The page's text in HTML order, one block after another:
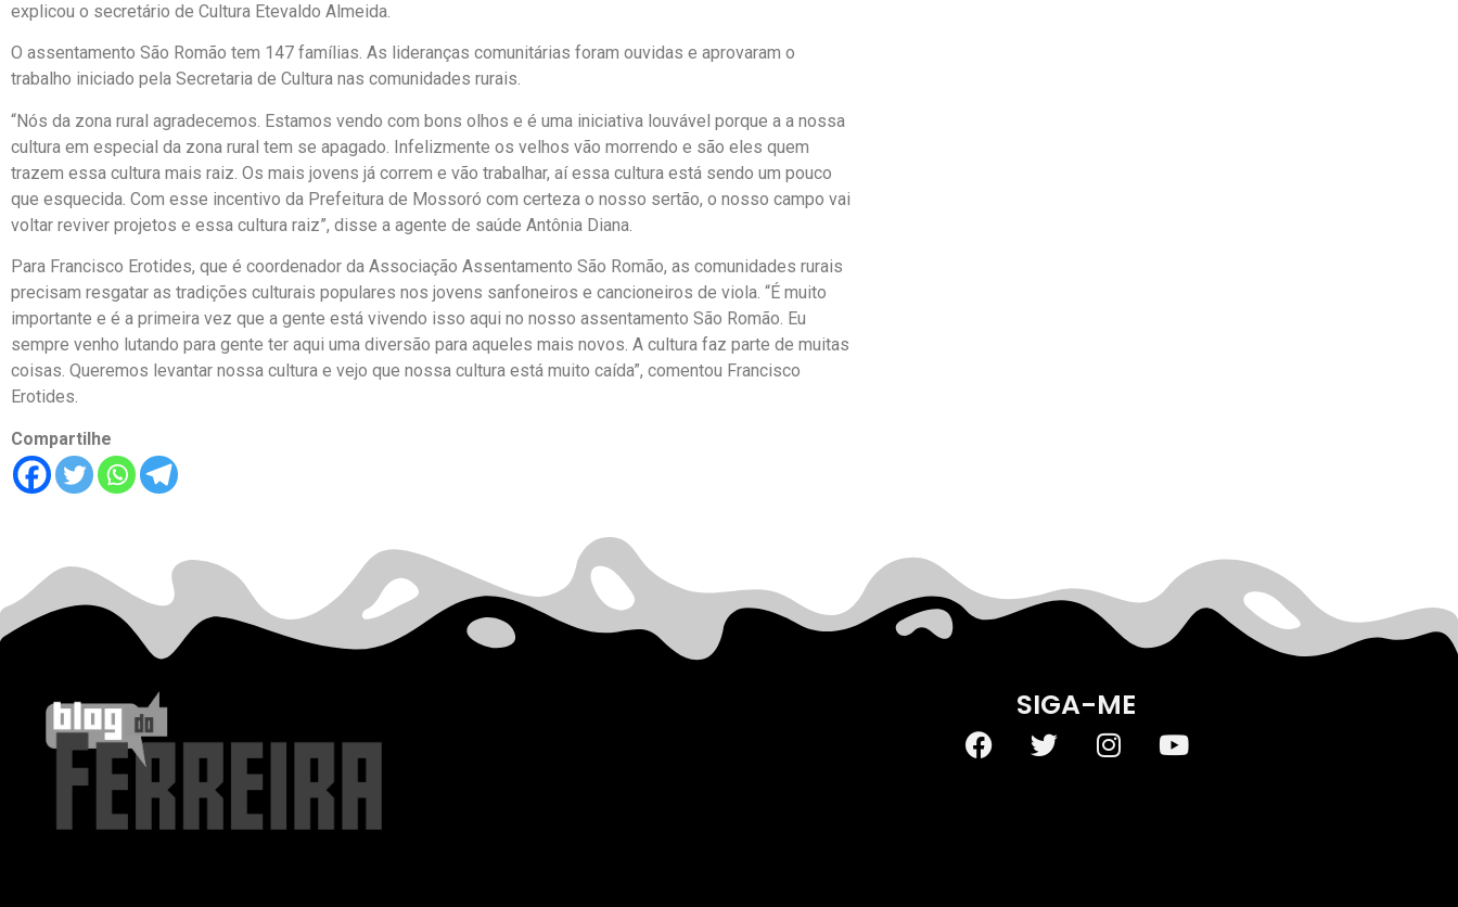
explicou o secretário de Cultura Etevaldo Almeida.
O assentamento São Romão tem 147 famílias. As lideranças comunitárias foram ouvidas e aprovaram o
trabalho iniciado pela Secretaria de Cultura nas comunidades rurais.
“Nós da zona rural agradecemos. Estamos vendo com bons olhos e é uma iniciativa louvável porque a a nossa
cultura em especial da zona rural tem se apagado. Infelizmente os velhos vão morrendo e são eles quem
trazem essa cultura mais raiz. Os mais jovens já correm e vão trabalhar, aí essa cultura está sendo um pouco
que esquecida. Com esse incentivo da Prefeitura de Mossoró com certeza o nosso sertão, o nosso campo vai
voltar reviver projetos e essa cultura raiz”, disse a agente de saúde Antônia Diana.
Para Francisco Erotides, que é coordenador da Associação Assentamento São Romão, as comunidades rurais
precisam resgatar as tradições culturais populares nos jovens sanfoneiros e cancioneiros de viola. “É muito
importante e é a primeira vez que a gente está vivendo isso aqui no nosso assentamento São Romão. Eu
sempre venho lutando para gente ter aqui uma diversão para aqueles mais novos. A cultura faz parte de muitas
coisas. Queremos levantar nossa cultura e vejo que nossa cultura está muito caída”, comentou Francisco
Erotides.
Compartilhe
SIGA-ME